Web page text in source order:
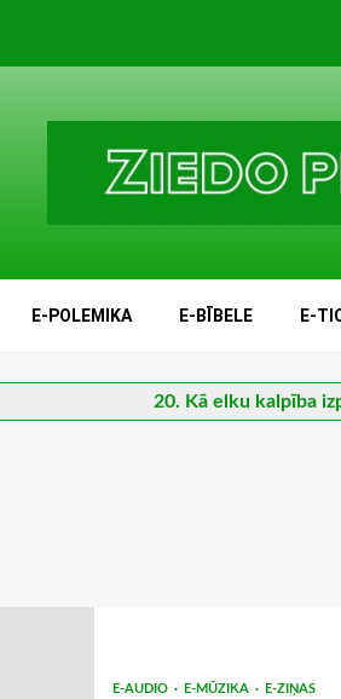
E-POLEMIKA E-BĪBELE E-
20. Kā elku kalpība
E-AUDIO E-MŪZIKA E-ZIŅAS